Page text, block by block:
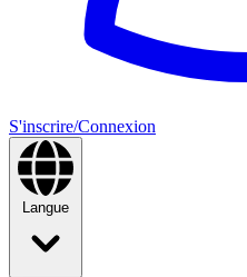
S'inscrire/Connexion
Langue